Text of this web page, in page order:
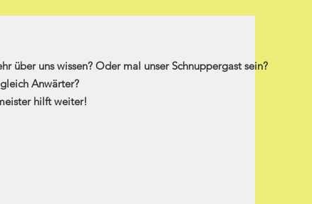
über uns wissen? Oder mal unser Schnuppergast sein?
Anwärter?
hilft weiter!